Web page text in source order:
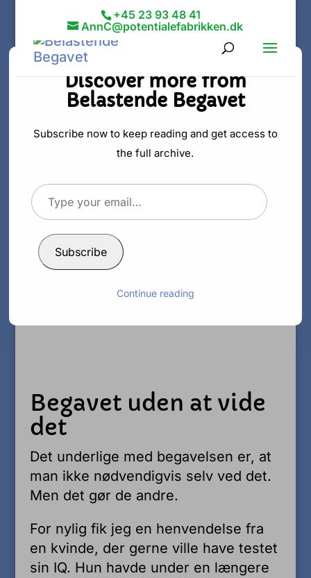
+45 23 93 48 41
AnnC@potentialefabrikken.dk
Ubevidst
begavet og
ubevidst
anderledes
af Ann C. Schødt 23. mar 2020
Begavet uden at vide
det
Det underlige med begavelsen er, at
man ikke nødvendigvis selv ved det.
Men det gør de andre.
For nylig fik jeg en henvendelse fra
en kvinde, der gerne ville have testet
sin IQ. Hun havde under en længere
Discover more from
Belastende Begavet
Subscribe now to keep reading and get access to
the full archive.
Type
your
email…
Subscribe
Continue reading